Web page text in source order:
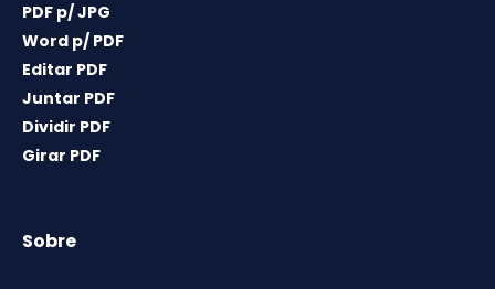
PDF p/ JPG
Word p/ PDF
Editar PDF
Juntar PDF
Dividir PDF
Girar PDF
Sobre